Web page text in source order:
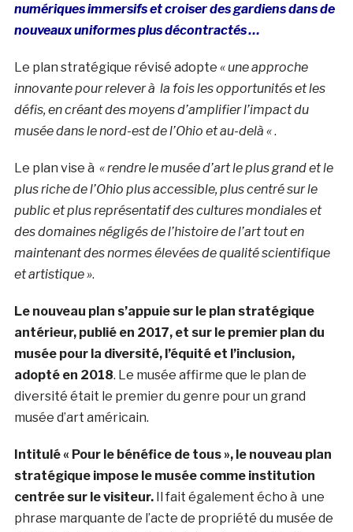
numériques immersifs et croiser des gardiens dans de
nouveaux uniformes plus décontractés …
Le plan stratégique révisé adopte « une approche
innovante pour relever à la fois les opportunités et les
défis, en créant des moyens d’amplifier l’impact du
musée dans le nord-est de l’Ohio et au-delà «.
Le plan vise à « rendre le musée d’art le plus grand et le
plus riche de l’Ohio plus accessible, plus centré sur le
public et plus représentatif des cultures mondiales et
des domaines négligés de l’histoire de l’art tout en
maintenant des normes élevées de qualité scientifique
et artistique ».
Le nouveau plan s’appuie sur le plan stratégique
antérieur, publié en 2017, et sur le premier plan du
musée pour la diversité, l’équité et l’inclusion,
adopté en 2018. Le musée affirme que le plan de
diversité était le premier du genre pour un grand
musée d’art américain.
Intitulé « Pour le bénéfice de tous », le nouveau plan
stratégique impose le musée comme institution
centrée sur le visiteur. Il fait également écho à une
phrase marquante de l’acte de propriété du musée de